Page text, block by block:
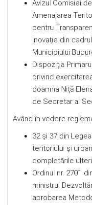
Avizul Comisiei
Amenajarea
pentru
Inovație din
Municipiului
Dispoziţia
privind
doamna Niţă
de Secretar al
Având în vedere
32 și 37 din
teritoriului şi
completările
Ordinul nr. 2701
ministrul
aprobarea